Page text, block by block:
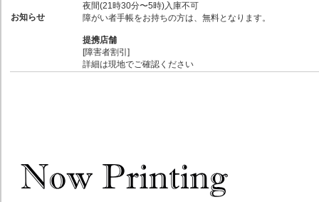
お知らせ
夜間(21時30分〜5時)入庫不可
障がい者手帳をお持ちの方は、無料となります。
提携店舗
[障害者割引]
詳細は現地でご確認ください